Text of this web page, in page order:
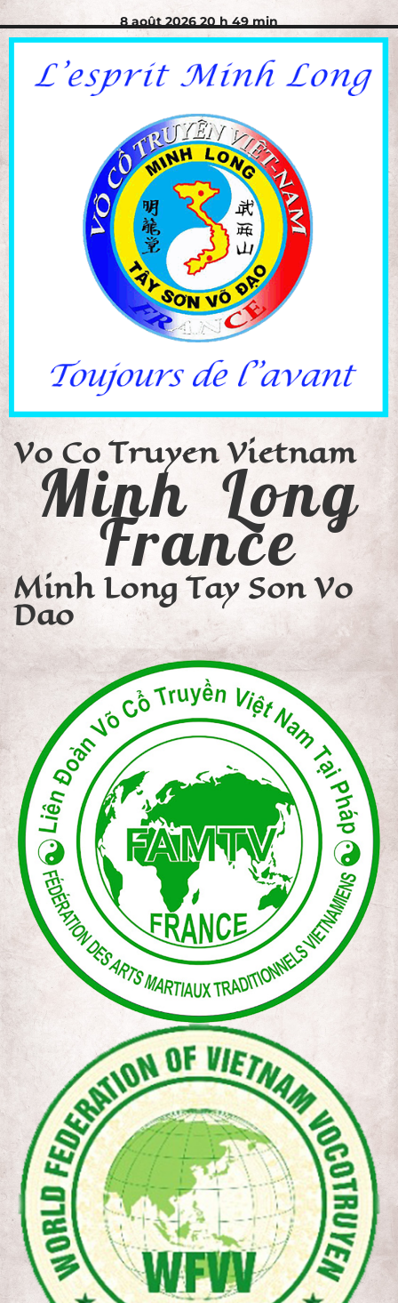
8 août 2026 20 h 49 min
Vo Co Truyen Vietnam
Minh Long
France
Minh Long Tay Son Vo
Dao